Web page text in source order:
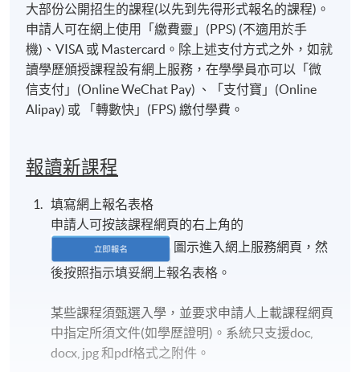
大部份公開招生的課程(以先到先得形式報名的課程)。
申請人可在網上使用「繳費靈」(PPS) (不適用於手
機)、VISA 或 Mastercard。除上述支付方式之外，如就
讀學歷頒授課程設有網上服務，在學學員亦可以「微
信支付」(Online WeChat Pay) 、「支付寶」(Online
Alipay) 或 「轉數快」(FPS) 繳付學費。
報讀新課程
填寫網上報名表格
申請人可按該課程網頁的右上角的
圖示進入網上服務網頁，然
後按照指示填妥網上報名表格。
某些課程須甄選入學，並要求申請人上載課程網頁
中指定所須文件(如學歷證明)。系統只支援doc,
docx, jpg 和pdf格式之附件。